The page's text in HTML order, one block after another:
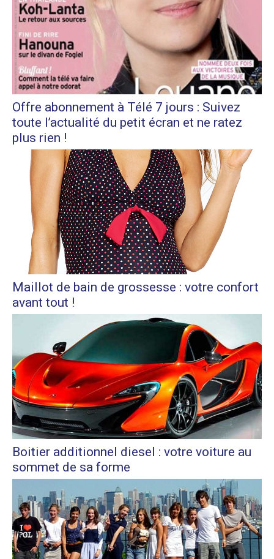
Offre abonnement à Télé 7 jours : Suivez
toute l’actualité du petit écran et ne ratez
plus rien !
Maillot de bain de grossesse : votre confort
avant tout !
Boitier additionnel diesel : votre voiture au
sommet de sa forme